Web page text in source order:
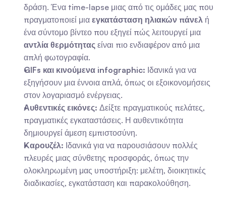
δράση. Ένα time-lapse μιας από τις ομάδες μας που
πραγματοποιεί μια εγκατάσταση ηλιακών πάνελ ή
αντλία θερμότητας είναι πιο ενδιαφέρον από μια
απλή φωτογραφία.
GIFs και κινούμενα infographic: Ιδανικά για να
εξηγήσουν μια έννοια απλά, όπως οι εξοικονομήσεις
στον λογαριασμό ενέργειας.
Αυθεντικές εικόνες: Δείξτε πραγματικούς πελάτες,
πραγματικές εγκαταστάσεις. Η αυθεντικότητα
δημιουργεί άμεση εμπιστοσύνη.
Καρουζέλ: Ιδανικά για να παρουσιάσουν πολλές
πλευρές μιας σύνθετης προσφοράς, όπως την
ολοκληρωμένη μας υποστήριξη: μελέτη, διοικητικές
διαδικασίες, εγκατάσταση και παρακολούθηση.